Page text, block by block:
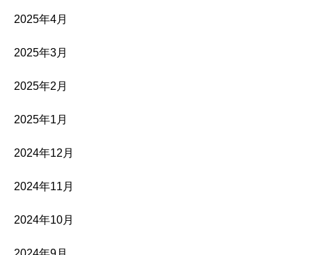
2025年4月
2025年3月
2025年2月
2025年1月
2024年12月
2024年11月
2024年10月